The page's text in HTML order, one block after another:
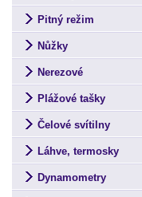
Pitný režim
Nůžky
Nerezové
Plážové tašky
Čelové svítilny
Láhve, termosky
Dynamometry